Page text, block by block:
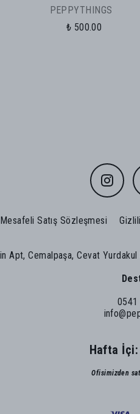
PEPPYTHINGS
₺ 500.00
Mesafeli Satış Sözleşmesi
Apt, Cemalpaşa, Cevat
Hafta
Ofisimizden